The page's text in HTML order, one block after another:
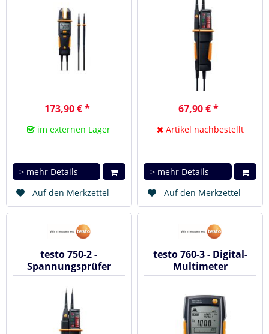
173,90 € *
im externen Lager
> mehr Details
Auf den Merkzettel
67,90 € *
Artikel nachbestellt
> mehr Details
Auf den Merkzettel
testo 750-2 -
Spannungsprüfer
testo 760-3 - Digital-
Multimeter